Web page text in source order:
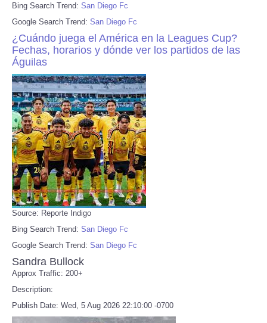
Bing Search Trend: San Diego Fc
Google Search Trend: San Diego Fc
¿Cuándo juega el América en la Leagues Cup?
Fechas, horarios y dónde ver los partidos de las
Águilas
Source: Reporte Indigo
Bing Search Trend: San Diego Fc
Google Search Trend: San Diego Fc
Sandra Bullock
Approx Traffic: 200+
Description:
Publish Date: Wed, 5 Aug 2026 22:10:00 -0700